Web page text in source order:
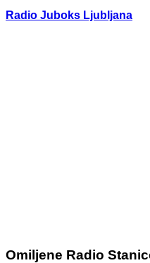
Radio Juboks Ljubljana
Omiljene Radio